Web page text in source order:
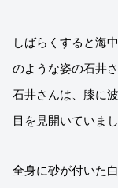
しばらくすると海
のような姿の石井
石井さんは、膝に
目を見開いていまし
全身に砂が付いた